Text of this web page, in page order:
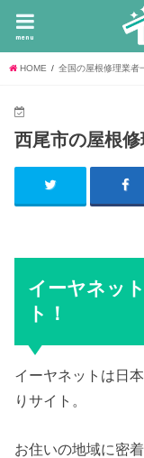
menu
HOME 全国の屋根修理業者
西尾市の屋根
イーヤネッ
ト！
イーヤネットは日
りサイト。
お住いの地域に密